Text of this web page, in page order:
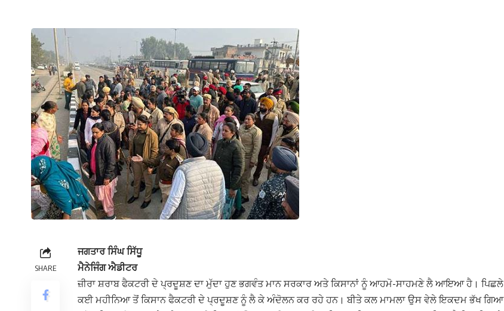
SHARE
ਜਗਤਾਰ ਸਿੰਘ ਸਿੱਧੂ
ਮੈਨੇਜਿੰਗ ਐਡੀਟਰ
ਜ਼ੀਰਾ ਸ਼ਰਾਬ ਫੈਕਟਰੀ ਦੇ ਪ੍ਰਦੂਸ਼ਣ ਦਾ ਮੁੱਦਾ ਹੁਣ ਭਗਵੰਤ ਮਾਨ ਸਰਕਾਰ ਅਤੇ ਕਿਸਾਨਾਂ ਨੂੰ ਆਹਮੋ-ਸਾਹਮਣੇ ਲੈ ਆਇਆ ਹੈ। ਪਿਛਲੇ
ਕਈ ਮਹੀਨਿਆ ਤੋਂ ਕਿਸਾਨ ਫੈਕਟਰੀ ਦੇ ਪ੍ਰਦੂਸ਼ਣ ਨੂੰ ਲੈ ਕੇ ਅੰਦੋਲਨ ਕਰ ਰਹੇ ਹਨ। ਬੀਤੇ ਕਲ ਮਾਮਲਾ ਉਸ ਵੇਲੇ ਇਕਦਮ ਭੱਖ ਗਿਆ